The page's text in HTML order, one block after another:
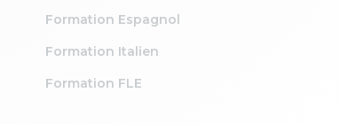
Formation Espagnol
Formation Italien
Formation FLE